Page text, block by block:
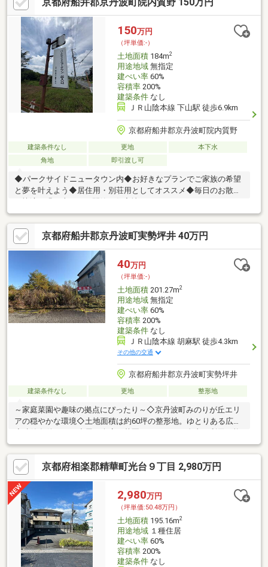
150万円
（坪単価:-）
土地面積184m2
用途地域無指定
建ぺい率60%
容積率200%
建築条件なし
ＪＲ山陰本線 下山駅 徒歩6.9km
京都府船井郡京丹波町院内質野
建築条件なし 更地
本下水
角地
即引渡し可
◆パークサイドニュータウン内◆お好きなプランでご家族の希望
と夢を叶えよう◆居住用・別荘用としてオススメ◆毎日のお散歩
京都府船井郡京丹波町実勢坪井 40万円
40万円
（坪単価:-）
土地面積201.27m2
用途地域無指定
建ぺい率60%
容積率200%
建築条件なし
ＪＲ山陰本線 胡麻駅 徒歩4.3km
その他の交通
京都府船井郡京丹波町実勢坪井
建築条件なし 更地 整形地
～家庭菜園や趣味の拠点にぴったり～◇京丹波町みのりが丘エリ
アの穏やかな環境◇土地面積は約60坪の整形地。ゆとりある広さ
◇価格はわずか40万円。初めての田舎暮らしにもおすすめ◇自然
の中で、野菜づくりやDIYを楽しめる“自分時間”を叶える土地で
す。
京都府相楽郡精華町光台９丁目 2,980万円
2,980万円
（坪単価:50.48万円）
土地面積195.16m2
用途地域１種住居
建ぺい率60%
容積率200%
建築条件なし